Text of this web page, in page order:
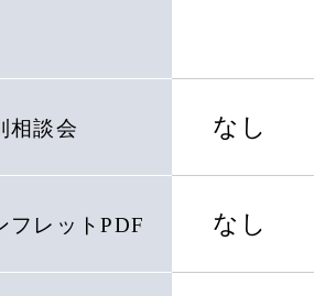
相談会 なし
フレットPDF なし